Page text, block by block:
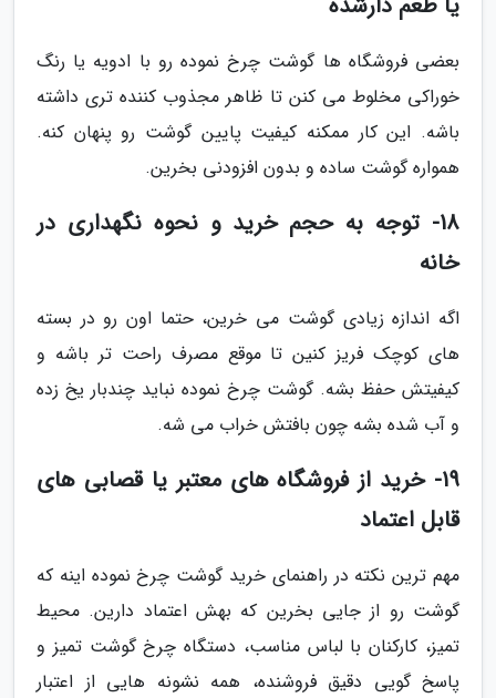
بعضی فروشگاه ها گوشت چرخ نموده رو با ادویه یا رنگ
خوراکی مخلوط می کنن تا ظاهر مجذوب کننده تری داشته
باشه. این کار ممکنه کیفیت پایین گوشت رو پنهان کنه.
همواره گوشت ساده و بدون افزودنی بخرین.
18- توجه به حجم خرید و نحوه نگهداری در
خانه
اگه اندازه زیادی گوشت می خرین، حتما اون رو در بسته
های کوچک فریز کنین تا موقع مصرف راحت تر باشه و
کیفیتش حفظ بشه. گوشت چرخ نموده نباید چندبار یخ زده
و آب شده بشه چون بافتش خراب می شه.
19- خرید از فروشگاه های معتبر یا قصابی های
قابل اعتماد
مهم ترین نکته در راهنمای خرید گوشت چرخ نموده اینه که
گوشت رو از جایی بخرین که بهش اعتماد دارین. محیط
تمیز، کارکنان با لباس مناسب، دستگاه چرخ گوشت تمیز و
پاسخ گویی دقیق فروشنده، همه نشونه هایی از اعتبار